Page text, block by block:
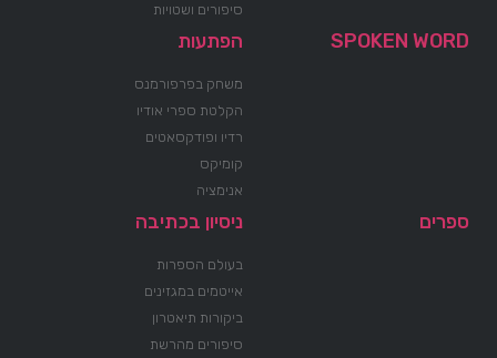
סיפורים ושטויות
SPOKEN WORD הפתעות
משחק בפרפורמנס
הקלטת ספרי אודיו
רדיו ופודקסאטים
קומיקס
אנימציה
ספרים ניסיון בכתיבה
בעולם הספרות
אייטמים במגזינים
ביקורות תיאטרון
סיפורים מהרשת